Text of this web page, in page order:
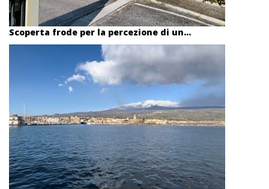
Scoperta frode per la percezione di un...